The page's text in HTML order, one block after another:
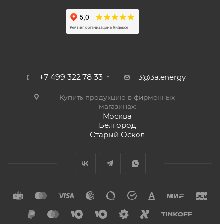
+7 499 322 78 33 3@3a.energy
Купить продукцию в фирменных
магазинах:
Москва
Белгород
Старый Оскол